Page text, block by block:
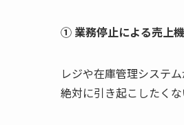
① 業務停止による売上
レジや在庫管理システ
絶対に引き起こしたくな